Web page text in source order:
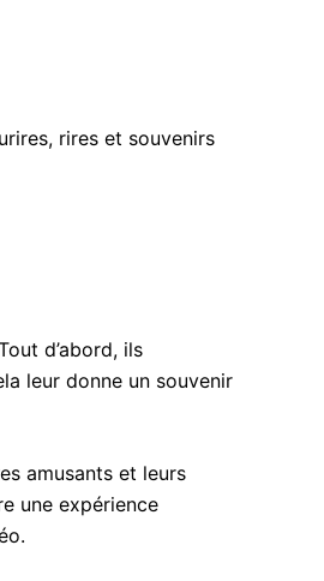
rires et souvenirs
d’abord, ils
leur donne un souvenir
amusants et leurs
une expérience